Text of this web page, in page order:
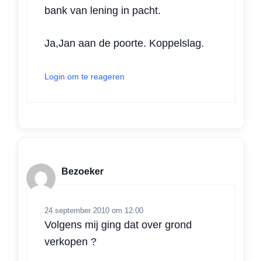
bank van lening in pacht.
Ja,Jan aan de poorte. Koppelslag.
Login om te reageren
Bezoeker
24 september 2010 om 12:00
Volgens mij ging dat over grond
verkopen ?